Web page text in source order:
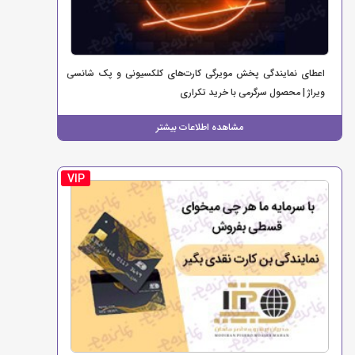
اعطای نمایندگی پخش مویرگی کارت‌های کلکسیونی و پک شانسی
ویراژ | محصول سرگرمی با خرید تکراری
مشاهده اطلاعات بیشتر
VIP